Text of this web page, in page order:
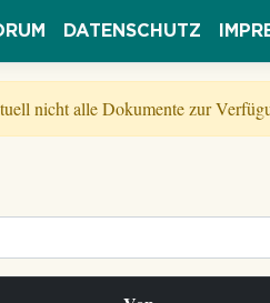
DATENSCHUTZ
nicht alle Dokumente zur